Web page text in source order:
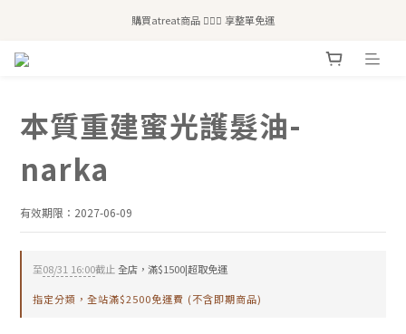
全站滿$2,500免運｜6/30前 含新品滿$1,300超取免運
全站滿$2,500免運｜6/30前 含新品滿$1,300超取免運
全站滿$2,500免運｜6/30前 含新品滿$1,300超取免運
本質重建蜜光護髮油-
narka
有效期限：2027-06-09
至08/31 16:00截止全店，滿$1500|超取免運
指定分類，全站滿$2500免運費 (不含即期商品)